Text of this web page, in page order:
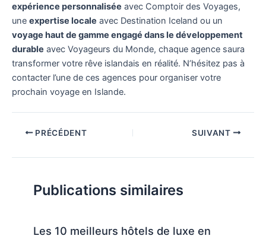
expérience personnalisée avec Comptoir des Voyages,
une expertise locale avec Destination Iceland ou un
voyage haut de gamme engagé dans le développement
durable avec Voyageurs du Monde, chaque agence saura
transformer votre rêve islandais en réalité. N’hésitez pas à
contacter l’une de ces agences pour organiser votre
prochain voyage en Islande.
PRÉCÉDENT SUIVANT
Publications similaires
Les 10 meilleurs hôtels de luxe en